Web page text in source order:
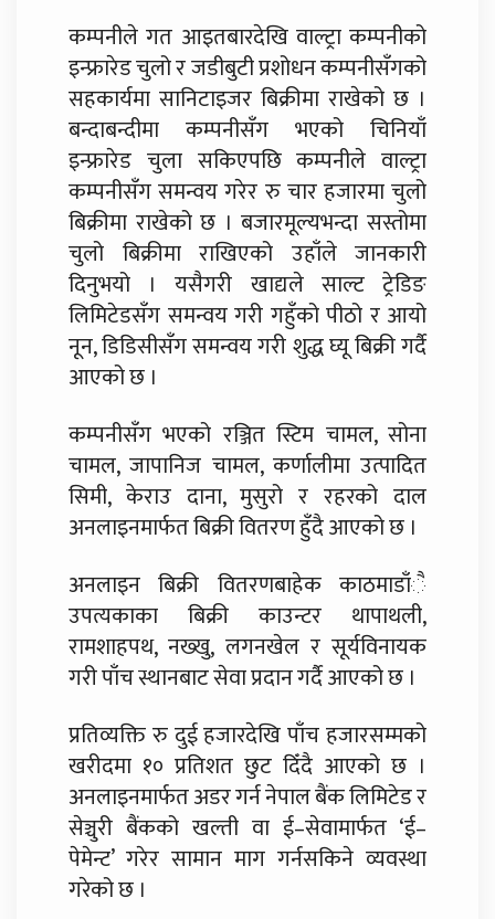
कम्पनीले गत आइतबारदेखि वाल्ट्रा कम्पनीको
इन्फ्रारेड चुलो र जडीबुटी प्रशोधन कम्पनीसँगको
सहकार्यमा सानिटाइजर बिक्रीमा राखेको छ ।
बन्दाबन्दीमा कम्पनीसँग भएको चिनियाँ
इन्फ्रारेड चुला सकिएपछि कम्पनीले वाल्ट्रा
कम्पनीसँग समन्वय गरेर रु चार हजारमा चुलो
बिक्रीमा राखेको छ । बजारमूल्यभन्दा सस्तोमा
चुलो बिक्रीमा राखिएको उहाँले जानकारी
दिनुभयो । यसैगरी खाद्यले साल्ट ट्रेडिङ
लिमिटेडसँग समन्वय गरी गहुँको पीठो र आयो
नून, डिडिसीसँग समन्वय गरी शुद्ध घ्यू बिक्री गर्दै
आएको छ ।
कम्पनीसँग भएको रञ्जित स्टिम चामल, सोना
चामल, जापानिज चामल, कर्णालीमा उत्पादित
सिमी, केराउ दाना, मुसुरो र रहरको दाल
अनलाइनमार्फत बिक्री वितरण हुँदै आएको छ ।
अनलाइन बिक्री वितरणबाहेक काठमाडाँै
उपत्यकाका बिक्री काउन्टर थापाथली,
रामशाहपथ, नख्खु, लगनखेल र सूर्यविनायक
गरी पाँच स्थानबाट सेवा प्रदान गर्दै आएको छ ।
प्रतिव्यक्ति रु दुई हजारदेखि पाँच हजारसम्मको
खरीदमा १० प्रतिशत छुट दिँदै आएको छ ।
अनलाइनमार्फत अडर गर्न नेपाल बैंक लिमिटेड र
सेञ्चुरी बैंकको खल्ती वा ई–सेवामार्फत ‘ई–
पेमेन्ट’ गरेर सामान माग गर्नसकिने व्यवस्था
गरेको छ ।